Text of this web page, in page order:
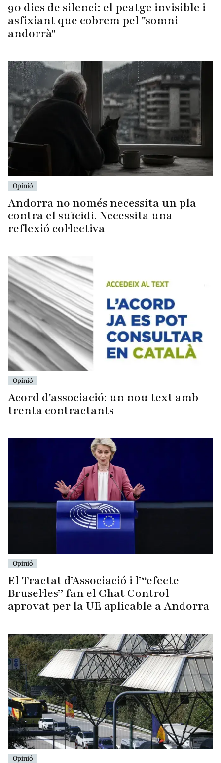
90 dies de silenci: el peatge invisible i
asfixiant que cobrem pel "somni
andorrà"
Opinió
Andorra no només necessita un pla
contra el suïcidi. Necessita una
reflexió col·lectiva
Opinió
Acord d'associació: un nou text amb
trenta contractants
Opinió
El Tractat d’Associació i l’“efecte
Brusel·les” fan el Chat Control
aprovat per la UE aplicable a Andorra
Opinió